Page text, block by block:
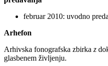
februar 2010: uvodno
Arhefon
Arhivska fonografska zbirka z
glasbenem življenju.